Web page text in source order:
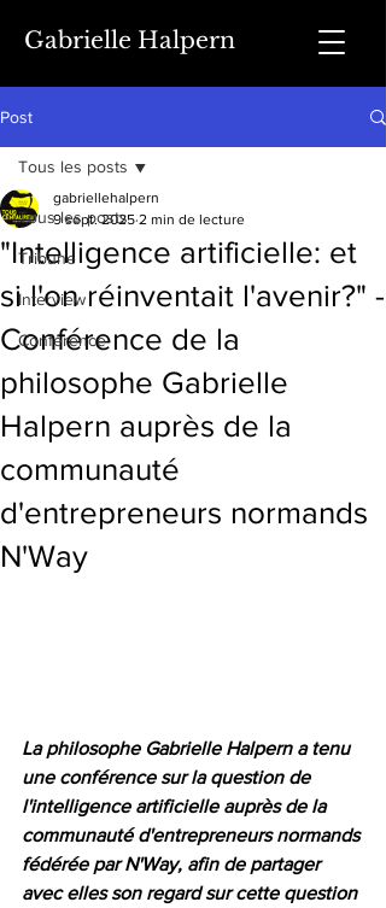
Gabrielle Halpern
Post
Tous les posts
Tribune
Interview
Conférence
Tous les posts
"Intelligence artificielle: et
si l'on réinventait l'avenir?" -
Conférence de la
philosophe Gabrielle
Halpern auprès de la
communauté
d'entrepreneurs normands
N'Way
gabriellehalpern
9 sept. 2025 2 min de lecture
La philosophe Gabrielle Halpern a tenu
une conférence sur la question de
l'intelligence artificielle auprès de la
communauté d'entrepreneurs normands
fédérée par N'Way, afin de partager
avec elles son regard sur cette question